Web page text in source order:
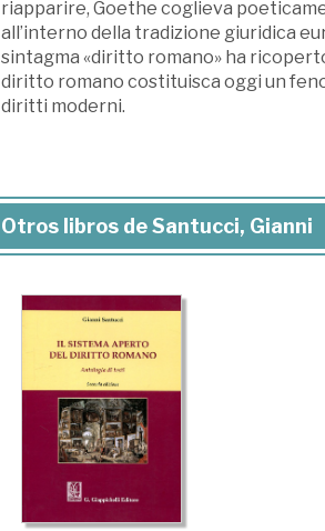
riapparire, Goethe coglieva
all’interno della tradizione giuridica
sintagma «diritto romano» ha
diritto romano costituisca oggi un
diritti moderni.
Otros libros de Santucci, Gianni